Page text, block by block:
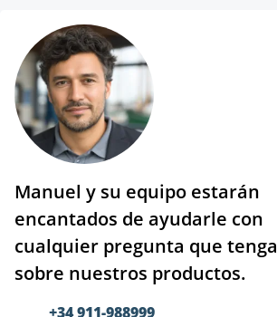
Manuel y su equipo estarán
encantados de ayudarle con
cualquier pregunta que tenga
sobre nuestros productos.
+34 911-988999